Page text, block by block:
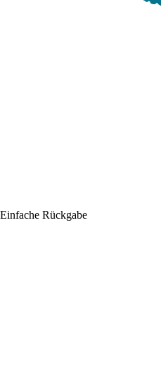
Einfache Rückgabe